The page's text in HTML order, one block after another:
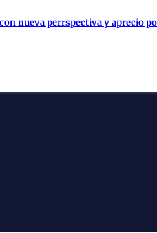
nueva perrspectiva y aprecio